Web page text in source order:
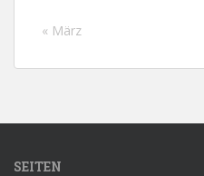
« März
SEITEN